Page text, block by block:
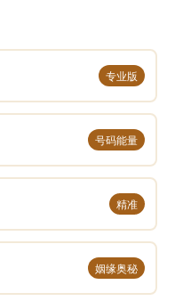
出现寝睡不安。如
喝绿茶，就会出现胃
或者吃带泥沙之物过
再一个是胃热，嘴里喘
觉;再一个是胃燥，口
就是胃厚，有人吃海
美味不可多用，不稀
也睡不着，翻来覆去也
汗，这也睡不好觉。
专业版
号码能量
精准
姻缘奥秘